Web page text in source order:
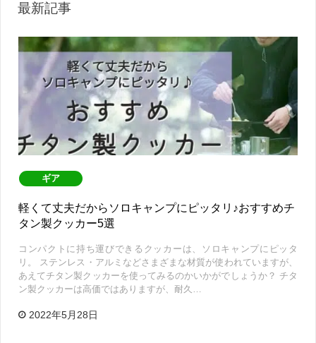
最新記事
ギア
軽くて丈夫だからソロキャンプにピッタリ♪おすすめチ
タン製クッカー5選
コンパクトに持ち運びできるクッカーは、ソロキャンプにピッタ
リ。 ステンレス・アルミなどさまざまな材質が使われていますが、
あえてチタン製クッカーを使ってみるのかいかがでしょうか？ チタ
ン製クッカーは高価ではありますが、耐久…
2022年5月28日